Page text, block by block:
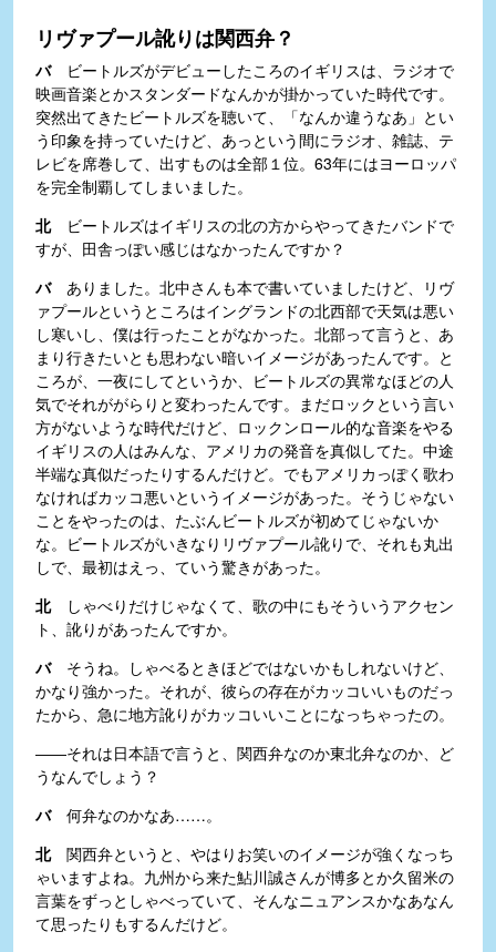
リヴァプール訛りは関西弁？
バビートルズがデビューしたころのイギリスは、ラジオで
映画音楽とかスタンダードなんかが掛かっていた時代です。
突然出てきたビートルズを聴いて、「なんか違うなあ」とい
う印象を持っていたけど、あっという間にラジオ、雑誌、テ
レビを席巻して、出すものは全部１位。63年にはヨーロッパ
を完全制覇してしまいました。
北ビートルズはイギリスの北の方からやってきたバンドで
すが、田舎っぽい感じはなかったんですか？
バありました。北中さんも本で書いていましたけど、リヴ
ァプールというところはイングランドの北西部で天気は悪い
し寒いし、僕は行ったことがなかった。北部って言うと、あ
まり行きたいとも思わない暗いイメージがあったんです。と
ころが、一夜にしてというか、ビートルズの異常なほどの人
気でそれががらりと変わったんです。まだロックという言い
方がないような時代だけど、ロックンロール的な音楽をやる
イギリスの人はみんな、アメリカの発音を真似してた。中途
半端な真似だったりするんだけど。でもアメリカっぽく歌わ
なければカッコ悪いというイメージがあった。そうじゃない
ことをやったのは、たぶんビートルズが初めてじゃないか
な。ビートルズがいきなりリヴァプール訛りで、それも丸出
しで、最初はえっ、ていう驚きがあった。
北しゃべりだけじゃなくて、歌の中にもそういうアクセン
ト、訛りがあったんですか。
バそうね。しゃべるときほどではないかもしれないけど、
かなり強かった。それが、彼らの存在がカッコいいものだっ
たから、急に地方訛りがカッコいいことになっちゃったの。
――それは日本語で言うと、関西弁なのか東北弁なのか、ど
うなんでしょう？
バ何弁なのかなあ……。
北関西弁というと、やはりお笑いのイメージが強くなっち
ゃいますよね。九州から来た鮎川誠さんが博多とか久留米の
言葉をずっとしゃべっていて、そんなニュアンスかなあなん
て思ったりもするんだけど。